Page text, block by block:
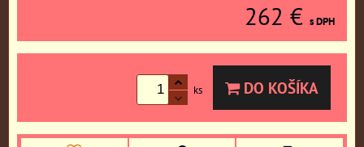
262 € s DPH
ks DO KOŠÍKA